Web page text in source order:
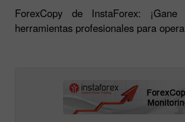
ForexCopy de InstaForex:
herramientas profesionales para